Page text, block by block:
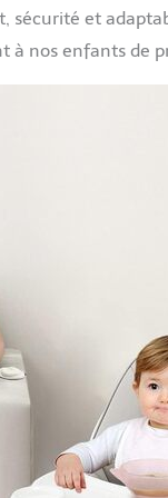
sécurité et
nos enfants de